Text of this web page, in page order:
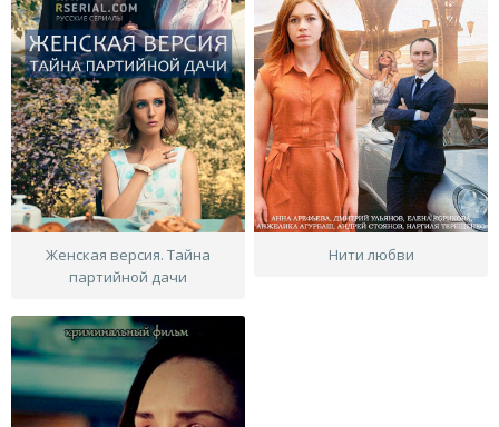
Женская версия. Тайна
партийной дачи
Нити любви